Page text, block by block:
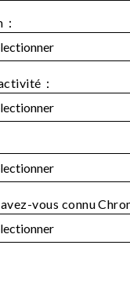
：
vous connu